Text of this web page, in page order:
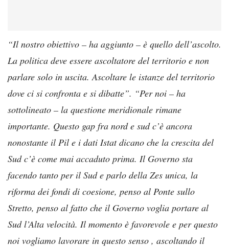
“Il nostro obiettivo – ha aggiunto – è quello dell’ascolto.
La politica deve essere ascoltatore del territorio e non
parlare solo in uscita. Ascoltare le istanze del territorio
dove ci si confronta e si dibatte”. “Per noi – ha
sottolineato – la questione meridionale rimane
importante. Questo gap fra nord e sud c’è ancora
nonostante il Pil e i dati Istat dicano che la crescita del
Sud c’è come mai accaduto prima. Il Governo sta
facendo tanto per il Sud e parlo della Zes unica, la
riforma dei fondi di coesione, penso al Ponte sullo
Stretto, penso al fatto che il Governo voglia portare al
Sud l’Alta velocità. Il momento è favorevole e per questo
noi vogliamo lavorare in questo senso , ascoltando il